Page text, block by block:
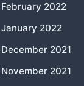
February 2022
January 2022
December 2021
November 2021